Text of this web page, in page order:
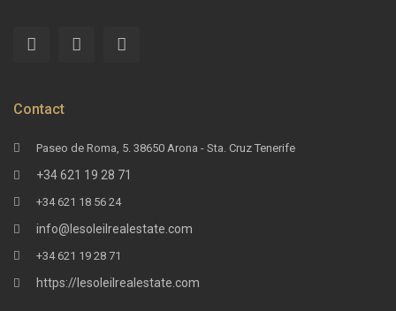
Contact
Paseo de Roma, 5. 38650 Arona - Sta. Cruz Tenerife
+34 621 19 28 71
+34 621 18 56 24
info@lesoleilrealestate.com
+34 621 19 28 71
https://lesoleilrealestate.com